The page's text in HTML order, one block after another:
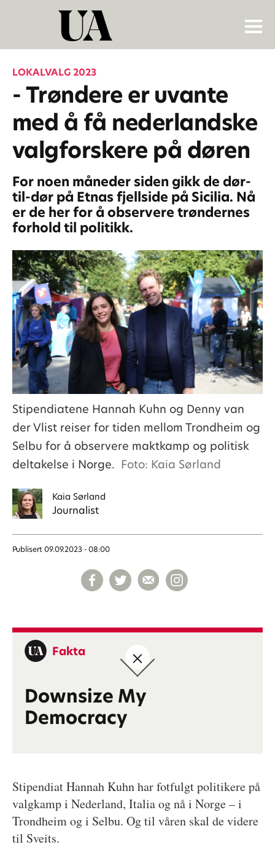
LOKALVALG 2023
- Trøndere er uvante
med å få nederlandske
valgforskere på døren
For noen måneder siden gikk de dør-
til-dør på Etnas fjellside på Sicilia. Nå
er de her for å observere trøndernes
forhold til politikk.
Stipendiatene Hannah Kuhn og Denny van
der Vlist reiser for tiden mellom Trondheim og
Selbu for å observere maktkamp og politisk
deltakelse i Norge. Foto: Kaia Sørland
Kaia Sørland
Journalist
Publisert 09.09.2023 - 08:00
Fakta
Downsize My
Democracy
Stipendiat Hannah Kuhn har fotfulgt politikere på
valgkamp i Nederland, Italia og nå i Norge – i
Trondheim og i Selbu. Og til våren skal de videre
til Sveits.